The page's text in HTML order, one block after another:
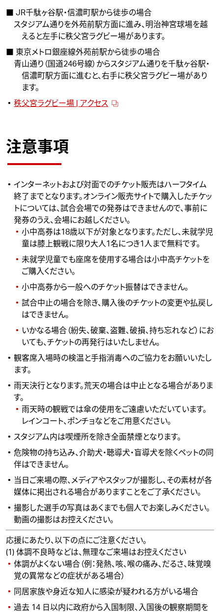
■ JR千駄ヶ谷駅・信濃町駅から徒歩の場合
スタジアム通りを外苑前駅方面に進み、明治神宮球場を越
えると左手に秩父宮ラグビー場があります。
■ 東京メトロ銀座線外苑前駅から徒歩の場合
青山通り（国道246号線）からスタジアム通りを千駄ヶ谷駅・
信濃町駅方面に進むと、右手に秩父宮ラグビー場があり
ます。
秩父宮ラグビー場 | アクセス
注意事項
インターネットおよび対面でのチケット販売はハーフタイム
終了までとなります。オンライン販売サイトで購入したチケッ
トについては、試合会場での発券はできませんので、事前に
発券のうえ、会場にお越しください。
小中高券は18歳以下が対象となります。ただし、未就学児
童は膝上観戦に限り大人1名につき1人まで無料です。
未就学児童でも座席を使用する場合は小中高チケットを
ご購入ください。
小中高券から一般へのチケット振替はできません。
試合中止の場合を除き、購入後のチケットの変更や払戻し
はできません。
いかなる場合（紛失、破棄、盗難、破損、持ち忘れなど）にお
いても、チケットの再発行はいたしません。
観客席入場時の検温と手指消毒へのご協力をお願いいたし
ます。
雨天決行となります。荒天の場合は中止となる場合がありま
す。
雨天時の観戦では傘の使用をご遠慮いただいています。
レインコート、ポンチョなどをご用意ください。
スタジアム内は喫煙所を除き全面禁煙となります。
危険物の持ち込み、介助犬・聴導犬・盲導犬を除くペットの同
伴はできません。
当日ご来場の際、メディアやスタッフが撮影し、その素材が各
媒体に掲出される場合がありますことをご了承ください。
撮影した選手の写真はあくまでも個人でお楽しみください。
動画の撮影はお控えください。
応援にあたり、以下の点にご注意ください。
(1) 体調不良時などは、無理なご来場はお控えください
体調がよくない場合（例：発熱、咳、喉の痛み、だるさ、味覚嗅
覚の異常などの症状がある場合）
同居家族や身近な知人に感染が疑われる方がいる場合
過去 14 日以内に政府から入国制限、入国後の観察期間を